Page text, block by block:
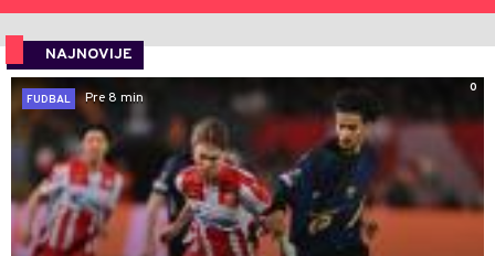
NAJNOVIJE
0
FUDBAL
Pre 8 min